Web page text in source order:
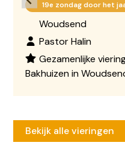
19e zondag door het
Woudsend
Pastor Halin
Gezamenlijke
Bakhuizen in
Bekijk alle vieringen